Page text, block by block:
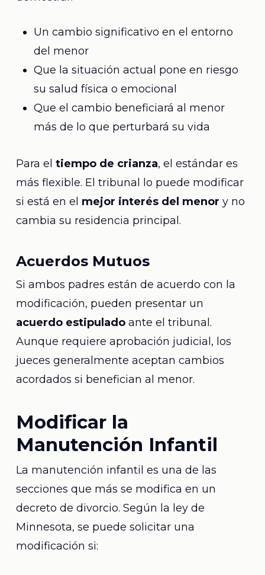
Un cambio significativo en el entorno
del menor
Que la situación actual pone en riesgo
su salud física o emocional
Que el cambio beneficiará al menor
más de lo que perturbará su vida
Para el tiempo de crianza, el estándar es
más flexible. El tribunal lo puede modificar
si está en el mejor interés del menor y no
cambia su residencia principal.
Acuerdos Mutuos
Si ambos padres están de acuerdo con la
modificación, pueden presentar un
acuerdo estipuladoante el tribunal.
Aunque requiere aprobación judicial, los
jueces generalmente aceptan cambios
acordados si benefician al menor.
Modificar la
Manutención Infantil
La manutención infantil es una de las
secciones que más se modifica en un
decreto de divorcio. Según la ley de
Minnesota, se puede solicitar una
modificación si: